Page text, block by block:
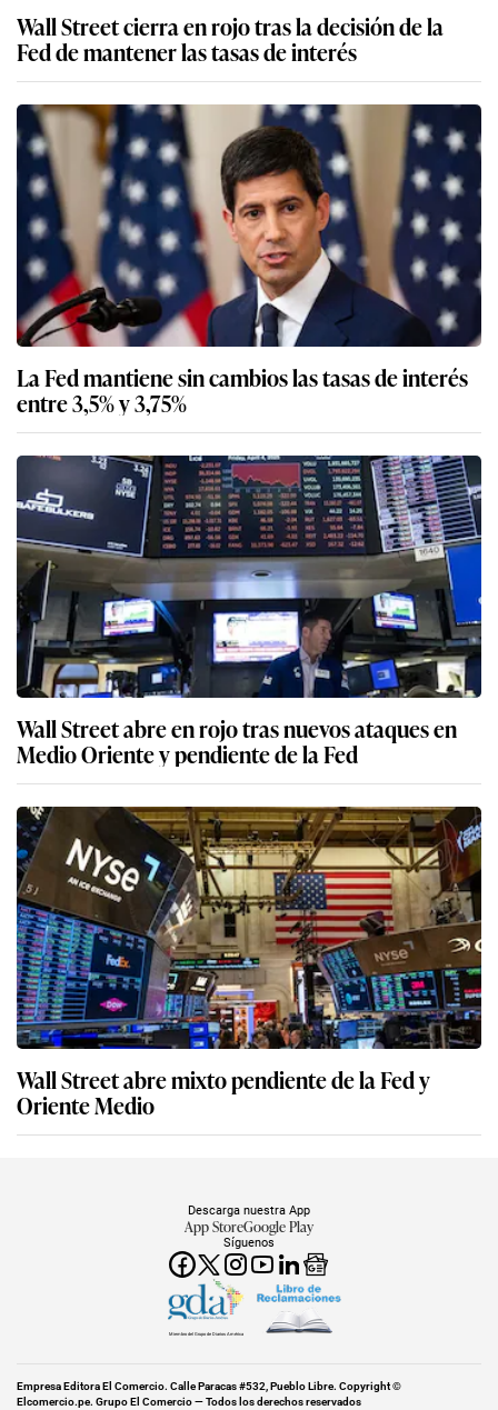
Wall Street cierra en rojo tras la decisión de la
Fed de mantener las tasas de interés
La Fed mantiene sin cambios las tasas de interés
entre 3,5% y 3,75%
Wall Street abre en rojo tras nuevos ataques en
Medio Oriente y pendiente de la Fed
Wall Street abre mixto pendiente de la Fed y
Oriente Medio
Síguenos
Descarga nuestra App
App StoreGoogle Play
Miembro del Grupo de Diarios América
Empresa Editora El Comercio. Calle Paracas #532, Pueblo Libre. Copyright ©
Elcomercio.pe. Grupo El Comercio — Todos los derechos reservados